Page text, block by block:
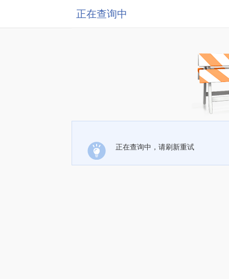
正在查询中
正在查询中，请刷新重试